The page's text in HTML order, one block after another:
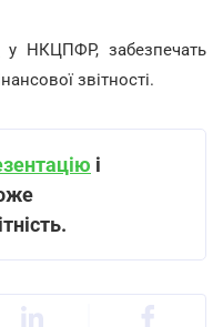
у НКЦПФР, забезпечать
звітності.
і